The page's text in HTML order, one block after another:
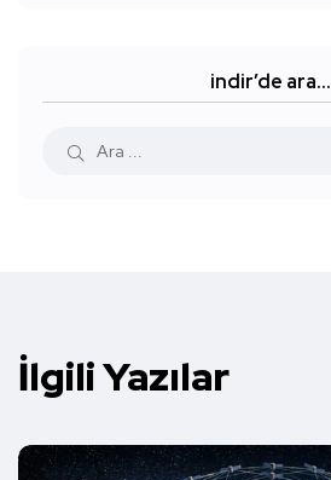
indir’de ara…
İlgili Yazılar